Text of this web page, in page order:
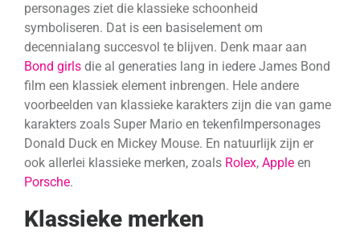
personages ziet die klassieke schoonheid
symboliseren. Dat is een basiselement om
decennialang succesvol te blijven. Denk maar aan
Bond girls die al generaties lang in iedere James Bond
film een klassiek element inbrengen. Hele andere
voorbeelden van klassieke karakters zijn die van game
karakters zoals Super Mario en tekenfilmpersonages
Donald Duck en Mickey Mouse. En natuurlijk zijn er
ook allerlei klassieke merken, zoals Rolex, Apple en
Porsche.
Klassieke merken